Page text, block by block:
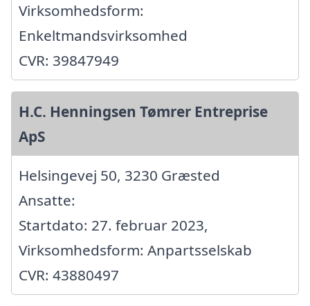
Virksomhedsform:
Enkeltmandsvirksomhed
CVR: 39847949
H.C. Henningsen Tømrer Entreprise
ApS
Helsingevej 50, 3230 Græsted
Ansatte:
Startdato: 27. februar 2023,
Virksomhedsform: Anpartsselskab
CVR: 43880497